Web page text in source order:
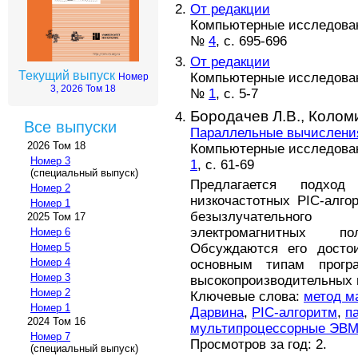
Текущий выпуск Номер
3, 2026 Том 18
Все выпуски
2026 Том 18
Номер 3
(специальный выпуск)
Номер 2
Номер 1
2025 Том 17
Номер 6
Номер 5
Номер 4
Номер 3
Номер 2
Номер 1
2024 Том 16
Номер 7
(специальный выпуск)
От редакции
Компьютерные
№ 4, с. 695-696
От редакции
Компьютерные
№ 1, с. 5-7
Бородачев Л.В.,
Параллельные
Компьютерные
1, с. 61-69
Предлагается
низкочастотных PIC-
электромагнитных
Обсуждаются его
основным типам
Ключевые слова: метод
Дарвина, PIC-алгоритм,
мультипроцессорные ЭВМ
Просмотров за год: 2.